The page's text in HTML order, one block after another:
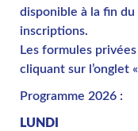
disponible à la fin
inscriptions.
Les formules
cliquant sur l’onglet
Programme 2026 :
LUNDI